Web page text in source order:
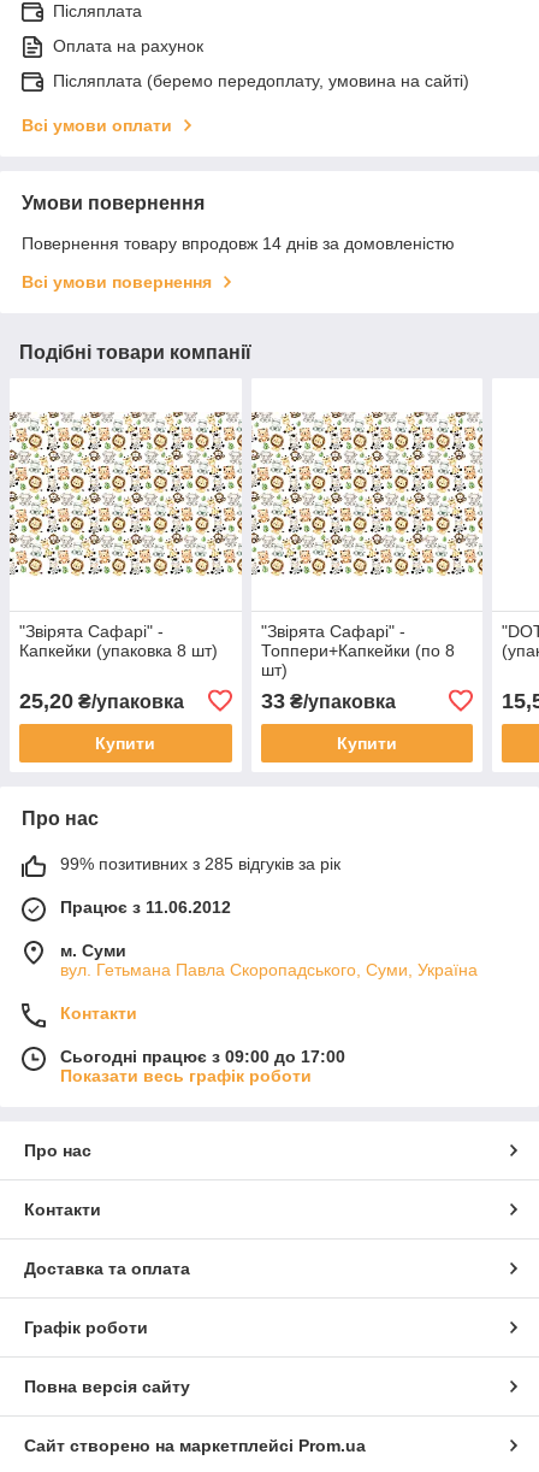
Післяплата
Оплата на рахунок
Післяплата (беремо передоплату, умовина на сайті)
Всі умови оплати
Умови повернення
Повернення товару впродовж 14 днів за домовленістю
Всі умови повернення
Подібні товари компанії
"Звірята Сафарі" -
Капкейки (упаковка 8 шт)
25,20 ₴/упаковка
Купити
"Звірята Сафарі" -
Топпери+Капкейки (по 8
шт)
33₴/упаковка
Купити
Про нас
99% позитивних з 285 відгуків за рік
Працює з 11.06.2012
м. Суми
вул. Гетьмана Павла Скоропадського, Суми, Україна
Контакти
Сьогодні працює з 09:00 до 17:00
Показати весь графік роботи
Про нас
Контакти
Доставка та оплата
Графік роботи
Повна версія сайту
Сайт створено на маркетплейсі Prom.ua